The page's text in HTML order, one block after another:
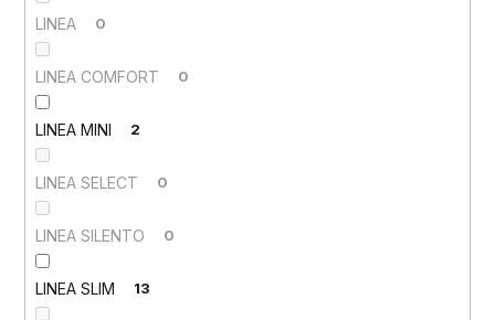
LINEA 0
LINEA COMFORT 0
LINEA MINI 2
LINEA SELECT 0
LINEA SILENTO 0
LINEA SLIM 13